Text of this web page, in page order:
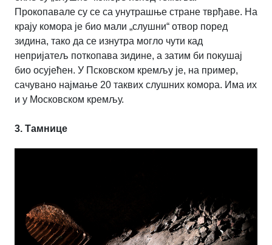
Прокопавале су се са унутрашње стране тврђаве. На
крају комора је био мали „слушни“ отвор поред
зидина, тако да се изнутра могло чути кад
непријатељ поткопава зидине, а затим би покушај
био осујећен. У Псковском кремљу је, на пример,
сачувано најмање 20 таквих слушних комора. Има их
и у Московском кремљу.
3. Тамнице